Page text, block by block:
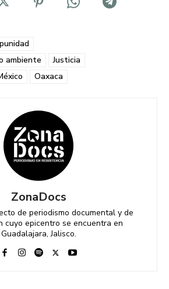
ambiente
Justicia
Oaxaca
ZonaDocs
de periodismo documental y de
cuyo epicentro se encuentra en
Guadalajara, Jalisco.